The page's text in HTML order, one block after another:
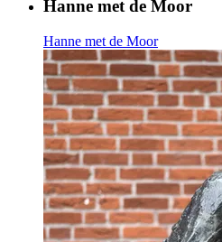
Hanne met de Moor
Hanne met de Moor